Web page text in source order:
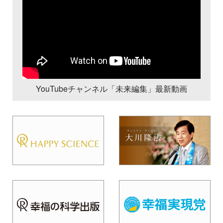
YouTubeチャンネル「未来編集」最新動画